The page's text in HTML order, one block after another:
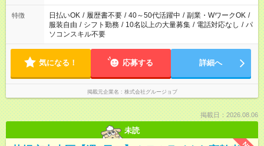
特徴 日払いOK / 履歴書不要 / 40～50代活躍中 / 副業・WワークOK /
服装自由 / シフト勤務 / 10名以上の大量募集 / 電話対応なし / パ
ソコンスキル不要
気になる！ 応募する 詳細へ
掲載元企業名 株式会社グルージョブ
掲載日：2026.08.06
未読